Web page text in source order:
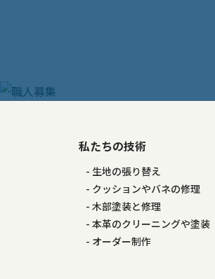
ゲ
ー
シ
私たちの技術
生地の張り替え
クッションやバネの修理
木部塗装と修理
本革のクリーニングや塗装
オーダー制作